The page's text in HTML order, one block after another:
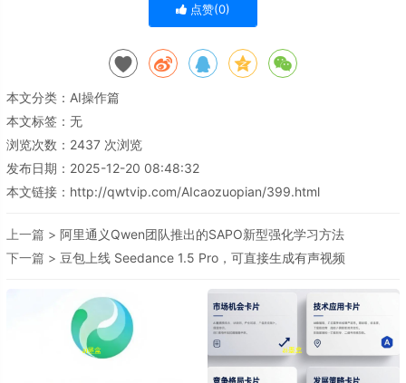
点赞(0)
本文分类： AI操作篇
本文标签：无
浏览次数： 2437 次浏览
发布日期：2025-12-20 08:48:32
本文链接： http://qwtvip.com/AIcaozuopian/399.html
上一篇 > 阿里通义Qwen团队推出的SAPO新型强化学习方法
下一篇 > 豆包上线 Seedance 1.5 Pro，可直接生成有声视频